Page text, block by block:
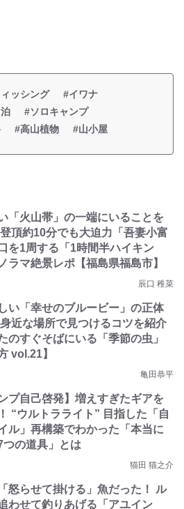
ッシング
#イワナ
#ソロキャンプ
#高山植物 #山小屋
「火山帯」の一端にいることを
頂約10分でも大迫力「吾妻小富
を1周する「1時間半ハイキン
ラマ絶景レポ【福島県福島市】
辰口 稚菜
い「幸せのブルービー」の正体
近な場所で見つけるコツを紹介
のすぐそばにいる「季節の虫」
vol.21】
亀田恭平
プ自己啓発】増えすぎたギアを
“ウルトラライト” 目指した「自
ル」再構築でわかった「本当に
つの道具」とは
猫田 猫之介
怒らせて掛ける」魚だった！ ル
わせて釣りあげる「アユイン